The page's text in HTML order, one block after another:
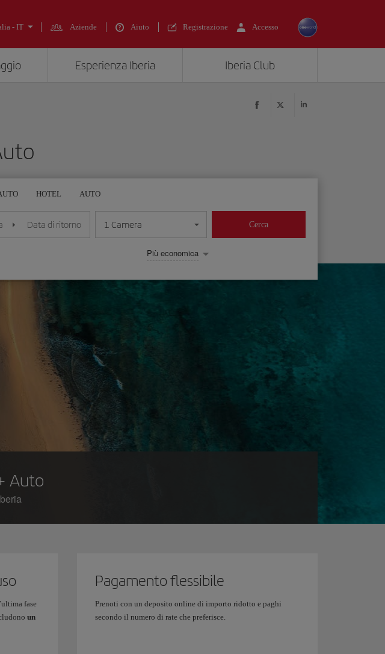
- IT Aziende Aiuto Registrazione Accesso
Esperienza Iberia Iberia Club
HOTEL AUTO
Data di ritorno 1 Camera
Più economica
Cerca
Auto
fase
un
Pagamento flessibile
Prenoti con un deposito online di importo ridotto e paghi
secondo il numero di rate che preferisce.